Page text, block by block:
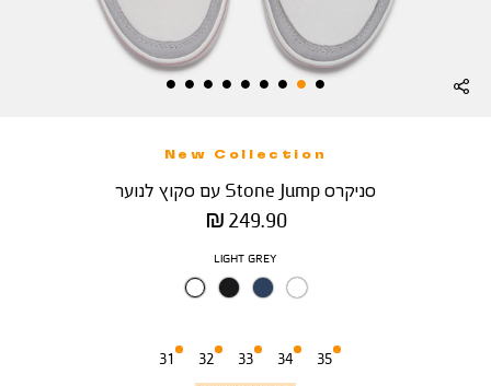
New Collection
סניקרס Stone Jump עם סקוץ לנוער
מחיר
מוצר
249.90 ₪
צבע
LIGHT GREY
31 32 33 34 35